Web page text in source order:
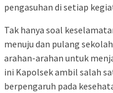
pengasuhan di setiap
Tak hanya soal
menuju dan pulang
arahan-arahan untuk
ini Kapolsek ambil salah
berpengaruh pada